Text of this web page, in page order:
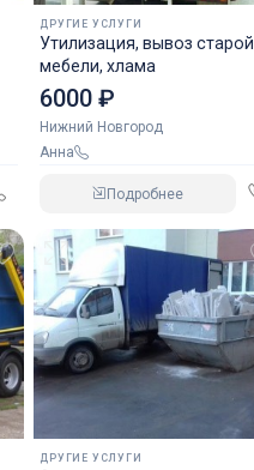
ДРУГИЕ УСЛУГИ
Утилизация, вывоз старой
мебели, хлама
6000 ₽
Нижний Новгород
Анна
Подробнее
ДРУГИЕ УСЛУГИ